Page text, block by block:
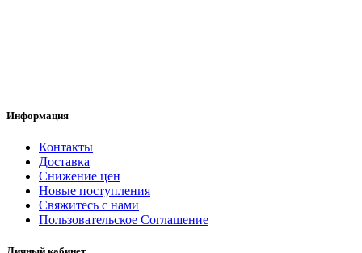
Информация
Контакты
Доставка
Снижение цен
Новые поступления
Свяжитесь с нами
Пользовательское Соглашение